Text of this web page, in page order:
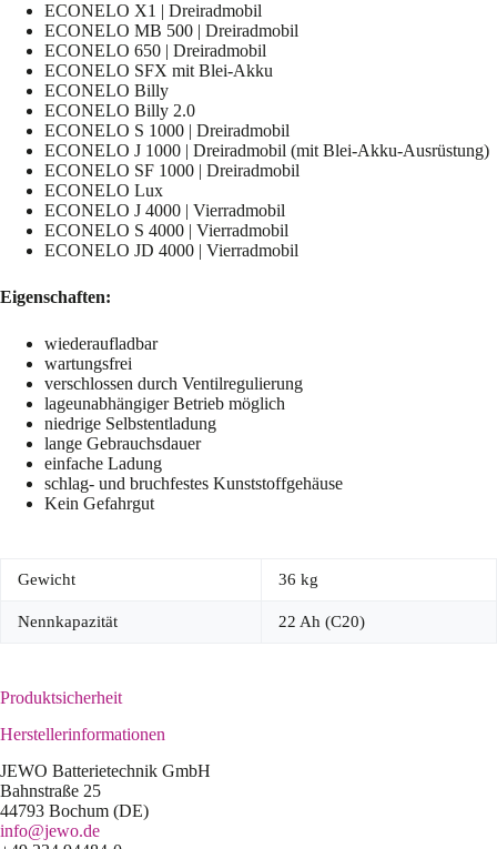
ECONELO X1 | Dreiradmobil
ECONELO MB 500 | Dreiradmobil
ECONELO 650 | Dreiradmobil
ECONELO SFX mit Blei-Akku
ECONELO Billy
ECONELO Billy 2.0
ECONELO S 1000 | Dreiradmobil
ECONELO J 1000 | Dreiradmobil (mit Blei-Akku-Ausrüstung)
ECONELO SF 1000 | Dreiradmobil
ECONELO Lux
ECONELO J 4000 | Vierradmobil
ECONELO S 4000 | Vierradmobil
ECONELO JD 4000 | Vierradmobil
Eigenschaften:
wiederaufladbar
wartungsfrei
verschlossen durch Ventilregulierung
lageunabhängiger Betrieb möglich
niedrige Selbstentladung
lange Gebrauchsdauer
einfache Ladung
schlag- und bruchfestes Kunststoffgehäuse
Kein Gefahrgut
Gewicht 36 kg
Nennkapazität 22 Ah (C20)
Produktsicherheit
Herstellerinformationen
JEWO Batterietechnik GmbH
Bahnstraße 25
44793 Bochum (DE)
info@jewo.de